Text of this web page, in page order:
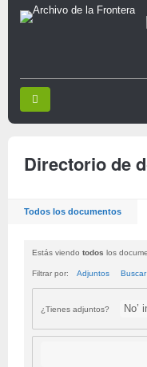
Directorio de
Todos los documentos
Estás viendo todos los
Filtrar por: Adjuntos Buscar
¿Tienes adjuntos?